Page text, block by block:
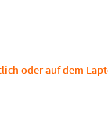
oder auf dem